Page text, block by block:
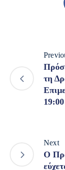
τη
19:00
Next
Ο